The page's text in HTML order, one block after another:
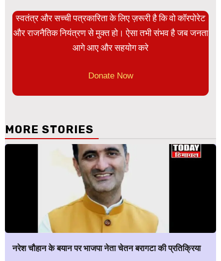
स्वतंत्र और सच्ची पत्रकारिता के लिए ज़रूरी है कि वो कॉरपोरेट
और राजनैतिक नियंत्रण से मुक्त हो। ऐसा तभी संभव है जब जनता
आगे आए और सहयोग करे
Donate Now
MORE STORIES
नरेश चौहान के बयान पर भाजपा नेता चेतन बरागटा की प्रतिक्रिया